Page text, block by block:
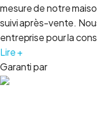
mesure de notre
suivi après-vente.
entreprise pour la
Lire +
Garanti par